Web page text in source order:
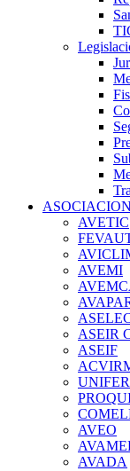
AVETIC
AVEMI
ASEIR
ASEIF
AVEO
AVADA